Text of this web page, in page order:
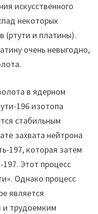
искусственного
некоторых
(ртути и платины).
очень невыгодно,
в ядерном
196 изотопа
стабильным
захвата нейтрона
197, которая затем
Этот процесс
Однако процесс
является
и трудоемким